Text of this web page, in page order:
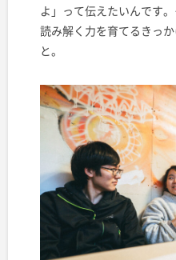
よ」って伝えたいんです
読み解く力を育てるきっ
と。